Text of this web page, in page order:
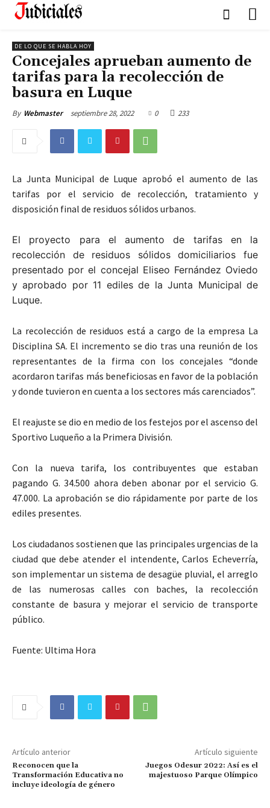
DE LO QUE SE HABLA HOY
Concejales aprueban aumento de
tarifas para la recolección de
basura en Luque
By Webmaster septiembre 28, 2022 0 233
La Junta Municipal de Luque aprobó el aumento de las
tarifas por el servicio de recolección, tratamiento y
disposición final de residuos sólidos urbanos.
El proyecto para el aumento de tarifas en la
recolección de residuos sólidos domiciliarios fue
presentado por el concejal Eliseo Fernández Oviedo
y aprobado por 11 ediles de la Junta Municipal de
Luque.
La recolección de residuos está a cargo de la empresa La
Disciplina SA. El incremento se dio tras una reunión de los
representantes de la firma con los concejales “donde
acordaron tarifas más beneficiosas en favor de la población
y donde tuvieron en cuenta a los sectores más carenciados”.
El reajuste se dio en medio de los festejos por el ascenso del
Sportivo Luqueño a la Primera División.
Con la nueva tarifa, los contribuyentes que estaban
pagando G. 34.500 ahora deben abonar por el servicio G.
47.000. La aprobación se dio rápidamente por parte de los
ediles presentes.
Los ciudadanos sostienen que las principales urgencias de la
ciudad que debe atender el intendente, Carlos Echeverría,
son implementar un sistema de desagüe pluvial, el arreglo
de las numerosas calles con baches, la recolección
constante de basura y mejorar el servicio de transporte
público.
Fuente: Ultima Hora
Artículo anterior
Reconocen que la
Transformación Educativa no
incluye ideología de género
Artículo siguiente
Juegos Odesur 2022: Así es el
majestuoso Parque Olímpico